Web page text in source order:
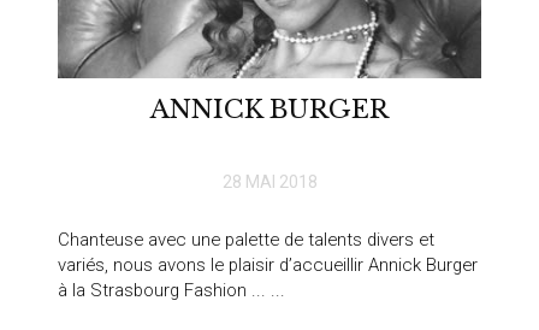
ANNICK BURGER
28 MAI 2018
Chanteuse avec une palette de talents divers et
variés, nous avons le plaisir d’accueillir Annick Burger
à la Strasbourg Fashion ... ...